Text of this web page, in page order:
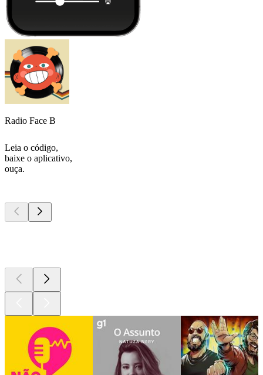
Radio Face B
Leia o código,
baixe o aplicativo,
ouça.